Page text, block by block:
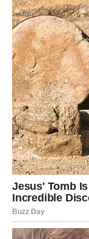
Finansije
Moguće je:
povećanje
isplata koja kasni
nova poslovna
potpisivanje
Jarac konačno